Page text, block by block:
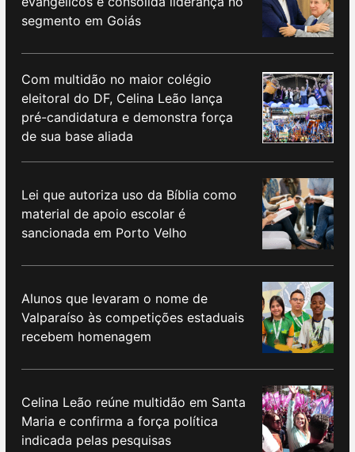
segmento em Goiás
Com multidão no maior colégio
eleitoral do DF, Celina Leão lança
pré-candidatura e demonstra força
de sua base aliada
Lei que autoriza uso da Bíblia como
material de apoio escolar é
sancionada em Porto Velho
Alunos que levaram o nome de
Valparaíso às competições estaduais
recebem homenagem
Celina Leão reúne multidão em Santa
Maria e confirma a força política
indicada pelas pesquisas